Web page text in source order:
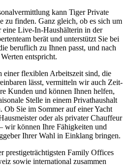
kann Tiger Private
zu finden. Ganz gleich, ob es sich um
Live-In-Haushälterin in der
berät und unterstützt Sie bei
beruflich zu Ihnen passt, und nach
entspricht.
einer flexiblen Arbeitszeit sind, die
lässt, vermitteln wir auch Zeit-
Kunden und können Ihnen helfen,
Stelle in einem Privathaushalt
Sie im Sommer auf einer Yacht
oder als privater Chauffeur
wir können Ihre Fähigkeiten und
Ihrer Wahl in Einklang bringen.
prestigeträchtigsten Family Offices
sowie international zusammen